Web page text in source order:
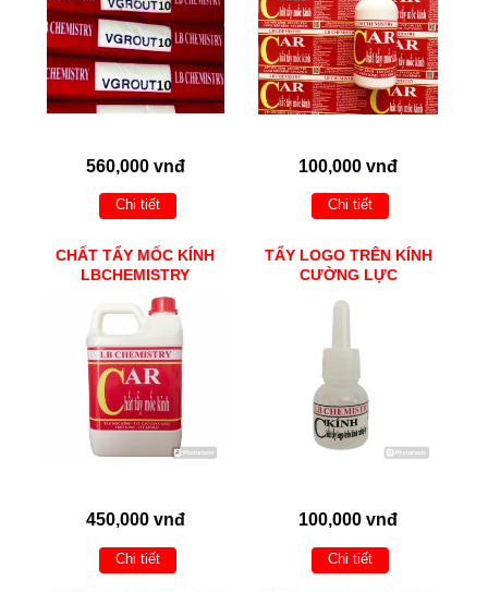
560,000 vnđ
Chi tiết
100,000 vnđ
Chi tiết
CHẤT TẨY MỐC KÍNH
LBCHEMISTRY
450,000 vnđ
Chi tiết
TẨY LOGO TRÊN KÍNH
CƯỜNG LỰC
100,000 vnđ
Chi tiết